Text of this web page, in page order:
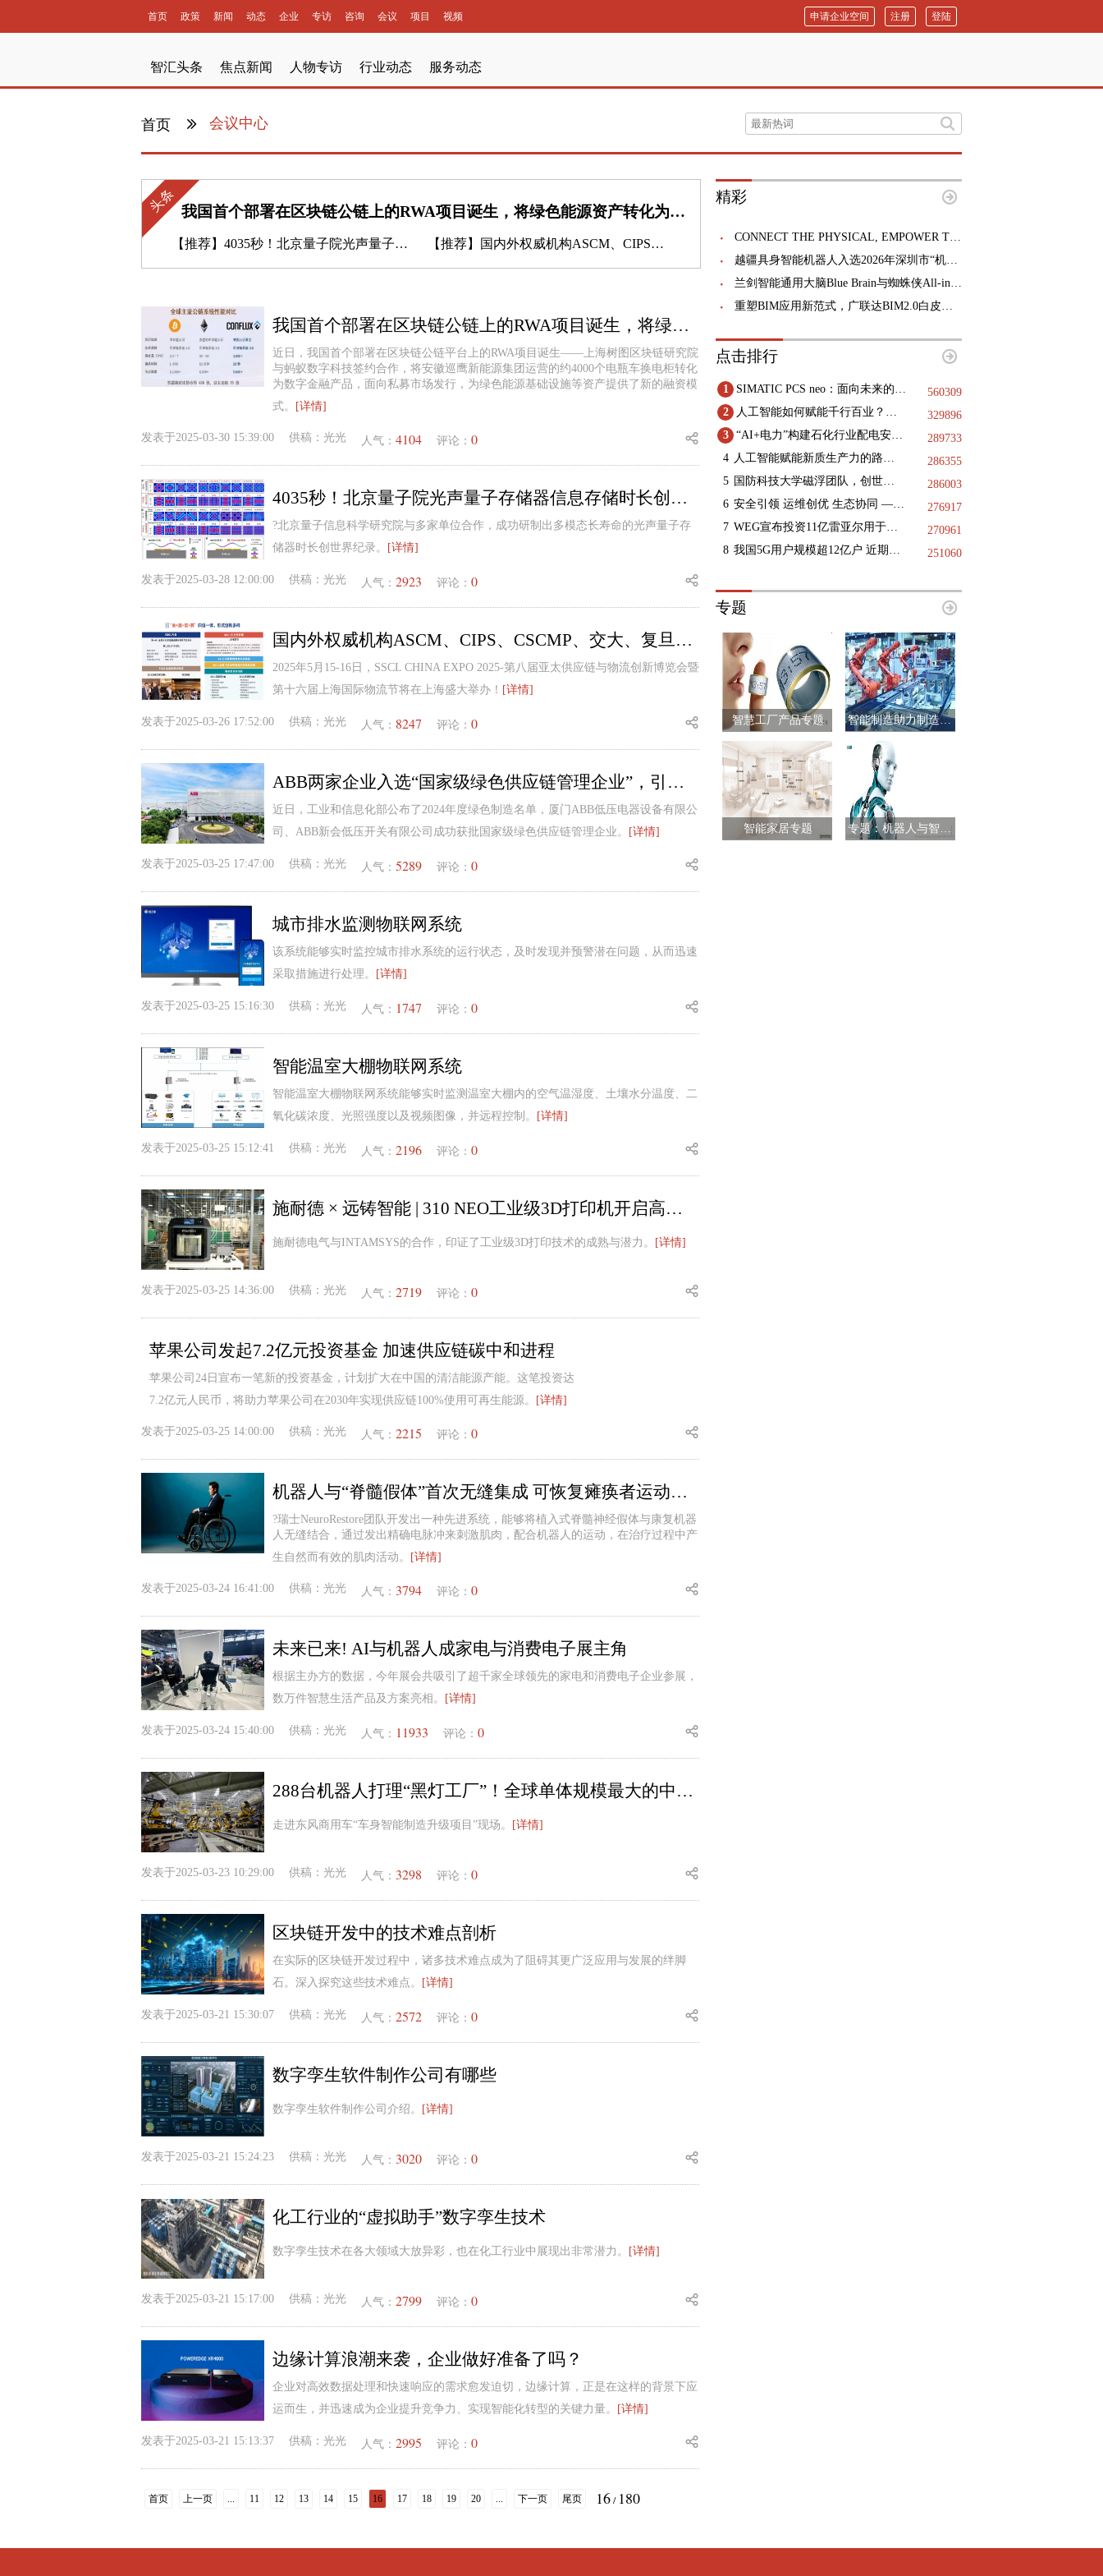
首页 政策 新闻 动态 企业 专访 咨询 会议 项目 视频 登陆
注册
申请企业空间
智汇头条 焦点新闻 人物专访 行业动态 服务动态
首页 会议中心
头条 我国首个部署在区块链公链上的RWA项目诞生，将绿色能源资产转化为金融产品
【推荐】 4035秒！北京量子院光声量子存储器信息存储时长创世界纪录 【推荐】 国内外权威机构ASCM、CIPS、CSCMP、交大、复旦等齐聚SSCL中国站2025（5.15-16|上海），共探AI供应链革命
我国首个部署在区块链公链上的RWA项目诞生，将绿色能源资产转化为金融产品
近日，我国首个部署在区块链公链平台上的RWA项目诞生——上海树图区块链研究院
与蚂蚁数字科技签约合作，将安徽巡鹰新能源集团运营的约4000个电瓶车换电柜转化
为数字金融产品，面向私募市场发行，为绿色能源基础设施等资产提供了新的融资模
式。
[详情]
发表于2025-03-30 15:39:00 供稿： 光光 人气： 4104 评论： 0
4035秒！北京量子院光声量子存储器信息存储时长创世界纪录
?北京量子信息科学研究院与多家单位合作，成功研制出多模态长寿命的光声量子存
储器时长创世界纪录。
[详情]
发表于2025-03-28 12:00:00 供稿： 光光 人气： 2923 评论： 0
国内外权威机构ASCM、CIPS、CSCMP、交大、复旦等齐聚SSCL中国站2025（5.15-16|上海），共探AI供应链革命
2025年5月15-16日，SSCL CHINA EXPO 2025-第八届亚太供应链与物流创新博览会暨
第十六届上海国际物流节将在上海盛大举办！ [详情]
发表于2025-03-26 17:52:00 供稿： 光光 人气： 8247 评论： 0
ABB两家企业入选“国家级绿色供应链管理企业”，引领电气行业可持续发展
近日，工业和信息化部公布了2024年度绿色制造名单，厦门ABB低压电器设备有限公
司、ABB新会低压开关有限公司成功获批国家级绿色供应链管理企业。
[详情]
发表于2025-03-25 17:47:00 供稿： 光光 人气： 5289 评论： 0
城市排水监测物联网系统
该系统能够实时监控城市排水系统的运行状态，及时发现并预警潜在问题，从而迅速
采取措施进行处理。
[详情]
发表于2025-03-25 15:16:30 供稿： 光光 人气： 1747 评论： 0
智能温室大棚物联网系统
智能温室大棚物联网系统能够实时监测温室大棚内的空气温湿度、土壤水分温度、二
氧化碳浓度、光照强度以及视频图像，并远程控制。
[详情]
发表于2025-03-25 15:12:41 供稿： 光光 人气： 2196 评论： 0
施耐德 × 远铸智能 | 310 NEO工业级3D打印机开启高效生产新范式
施耐德电气与INTAMSYS的合作，印证了工业级3D打印技术的成熟与潜力。 [详情]
发表于2025-03-25 14:36:00 供稿： 光光 人气： 2719 评论： 0
苹果公司发起7.2亿元投资基金 加速供应链碳中和进程
苹果公司24日宣布一笔新的投资基金，计划扩大在中国的清洁能源产能。这笔投资达
7.2亿元人民币，将助力苹果公司在2030年实现供应链100%使用可再生能源。
[详情]
发表于2025-03-25 14:00:00 供稿： 光光 人气： 2215 评论： 0
机器人与“脊髓假体”首次无缝集成 可恢复瘫痪者运动能力
?瑞士NeuroRestore团队开发出一种先进系统，能够将植入式脊髓神经假体与康复机器
人无缝结合，通过发出精确电脉冲来刺激肌肉，配合机器人的运动，在治疗过程中产
生自然而有效的肌肉活动。
[详情]
发表于2025-03-24 16:41:00 供稿： 光光 人气： 3794 评论： 0
未来已来! AI与机器人成家电与消费电子展主角
根据主办方的数据，今年展会共吸引了超千家全球领先的家电和消费电子企业参展，
数万件智慧生活产品及方案亮相。
[详情]
发表于2025-03-24 15:40:00 供稿： 光光 人气： 11933 评论： 0
288台机器人打理“黑灯工厂”！全球单体规模最大的中重型商用车智慧工厂冲刺6月试生产
走进东风商用车“车身智能制造升级项目”现场。 [详情]
发表于2025-03-23 10:29:00 供稿： 光光 人气： 3298 评论： 0
区块链开发中的技术难点剖析
在实际的区块链开发过程中，诸多技术难点成为了阻碍其更广泛应用与发展的绊脚
石。深入探究这些技术难点。
[详情]
发表于2025-03-21 15:30:07 供稿： 光光 人气： 2572 评论： 0
数字孪生软件制作公司有哪些
数字孪生软件制作公司介绍。 [详情]
发表于2025-03-21 15:24:23 供稿： 光光 人气： 3020 评论： 0
化工行业的“虚拟助手”数字孪生技术
数字孪生技术在各大领域大放异彩，也在化工行业中展现出非常潜力。 [详情]
发表于2025-03-21 15:17:00 供稿： 光光 人气： 2799 评论： 0
边缘计算浪潮来袭，企业做好准备了吗？
企业对高效数据处理和快速响应的需求愈发迫切，边缘计算，正是在这样的背景下应
运而生，并迅速成为企业提升竞争力、实现智能化转型的关键力量。
[详情]
发表于2025-03-21 15:13:37 供稿： 光光 人气： 2995 评论： 0
首页 上一页 ... 11 12 13 14 15 16 17 18 19 20 ... 下一页 尾页 16/ 180
精彩
CONNECT THE PHYSICAL, EMPOWER THE DIGITAL | SSA 2026亚洲智能传感器与应用技术博览会盛大开幕！
越疆具身智能机器人入选2026年深圳市“机器人+”应用示范典型案例
兰剑智能通用大脑Blue Brain与蜘蛛侠All-in-One全域方案正式发布
重塑BIM应用新范式，广联达BIM2.0白皮书重磅发布
点击排行
1 SIMATIC PCS neo：面向未来的DCS
560309
2
人工智能如何赋能千行百业？三地政协献策
329896
3
“AI+电力”构建石化行业配电安全基石，践行绿色低碳未来
289733
4
人工智能赋能新质生产力的路径指引
286355
5
国防科技大学磁浮团队，创世界纪录
286003
6
安全引领 运维创优 生态协同 —— 第十二届国际核电运维大会于9月11日-12日在浙江海盐成功举办
276917
7
WEG宣布投资11亿雷亚尔用于巴西国内的工业扩张项目
270961
8
我国5G用户规模超12亿户 近期已启动第二阶段6G技术试验 251060
专题
智慧工厂产品专题 智能制造助力制造业升级
智能家居专题 专题：机器人与智能制造